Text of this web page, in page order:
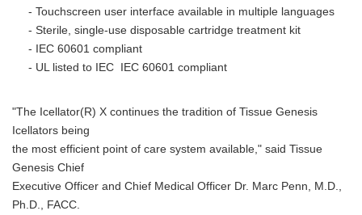
- Touchscreen user interface available in multiple languages
- Sterile, single-use disposable cartridge treatment kit
- IEC 60601 compliant
- UL listed to IEC IEC 60601 compliant
"The Icellator(R) X continues the tradition of Tissue Genesis
Icellators being
the most efficient point of care system available," said Tissue
Genesis Chief
Executive Officer and Chief Medical Officer Dr. Marc Penn, M.D.,
Ph.D., FACC.